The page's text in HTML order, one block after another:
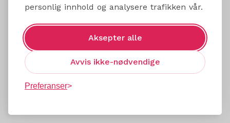
personlig innhold og analysere trafikken vår.
Aksepter alle
Avvis ikke-nødvendige
Preferanser